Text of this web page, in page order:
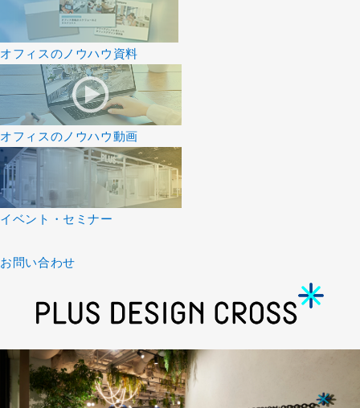
オフィスのノウハウ資料
オフィスのノウハウ動画
イベント・セミナー
お問い合わせ